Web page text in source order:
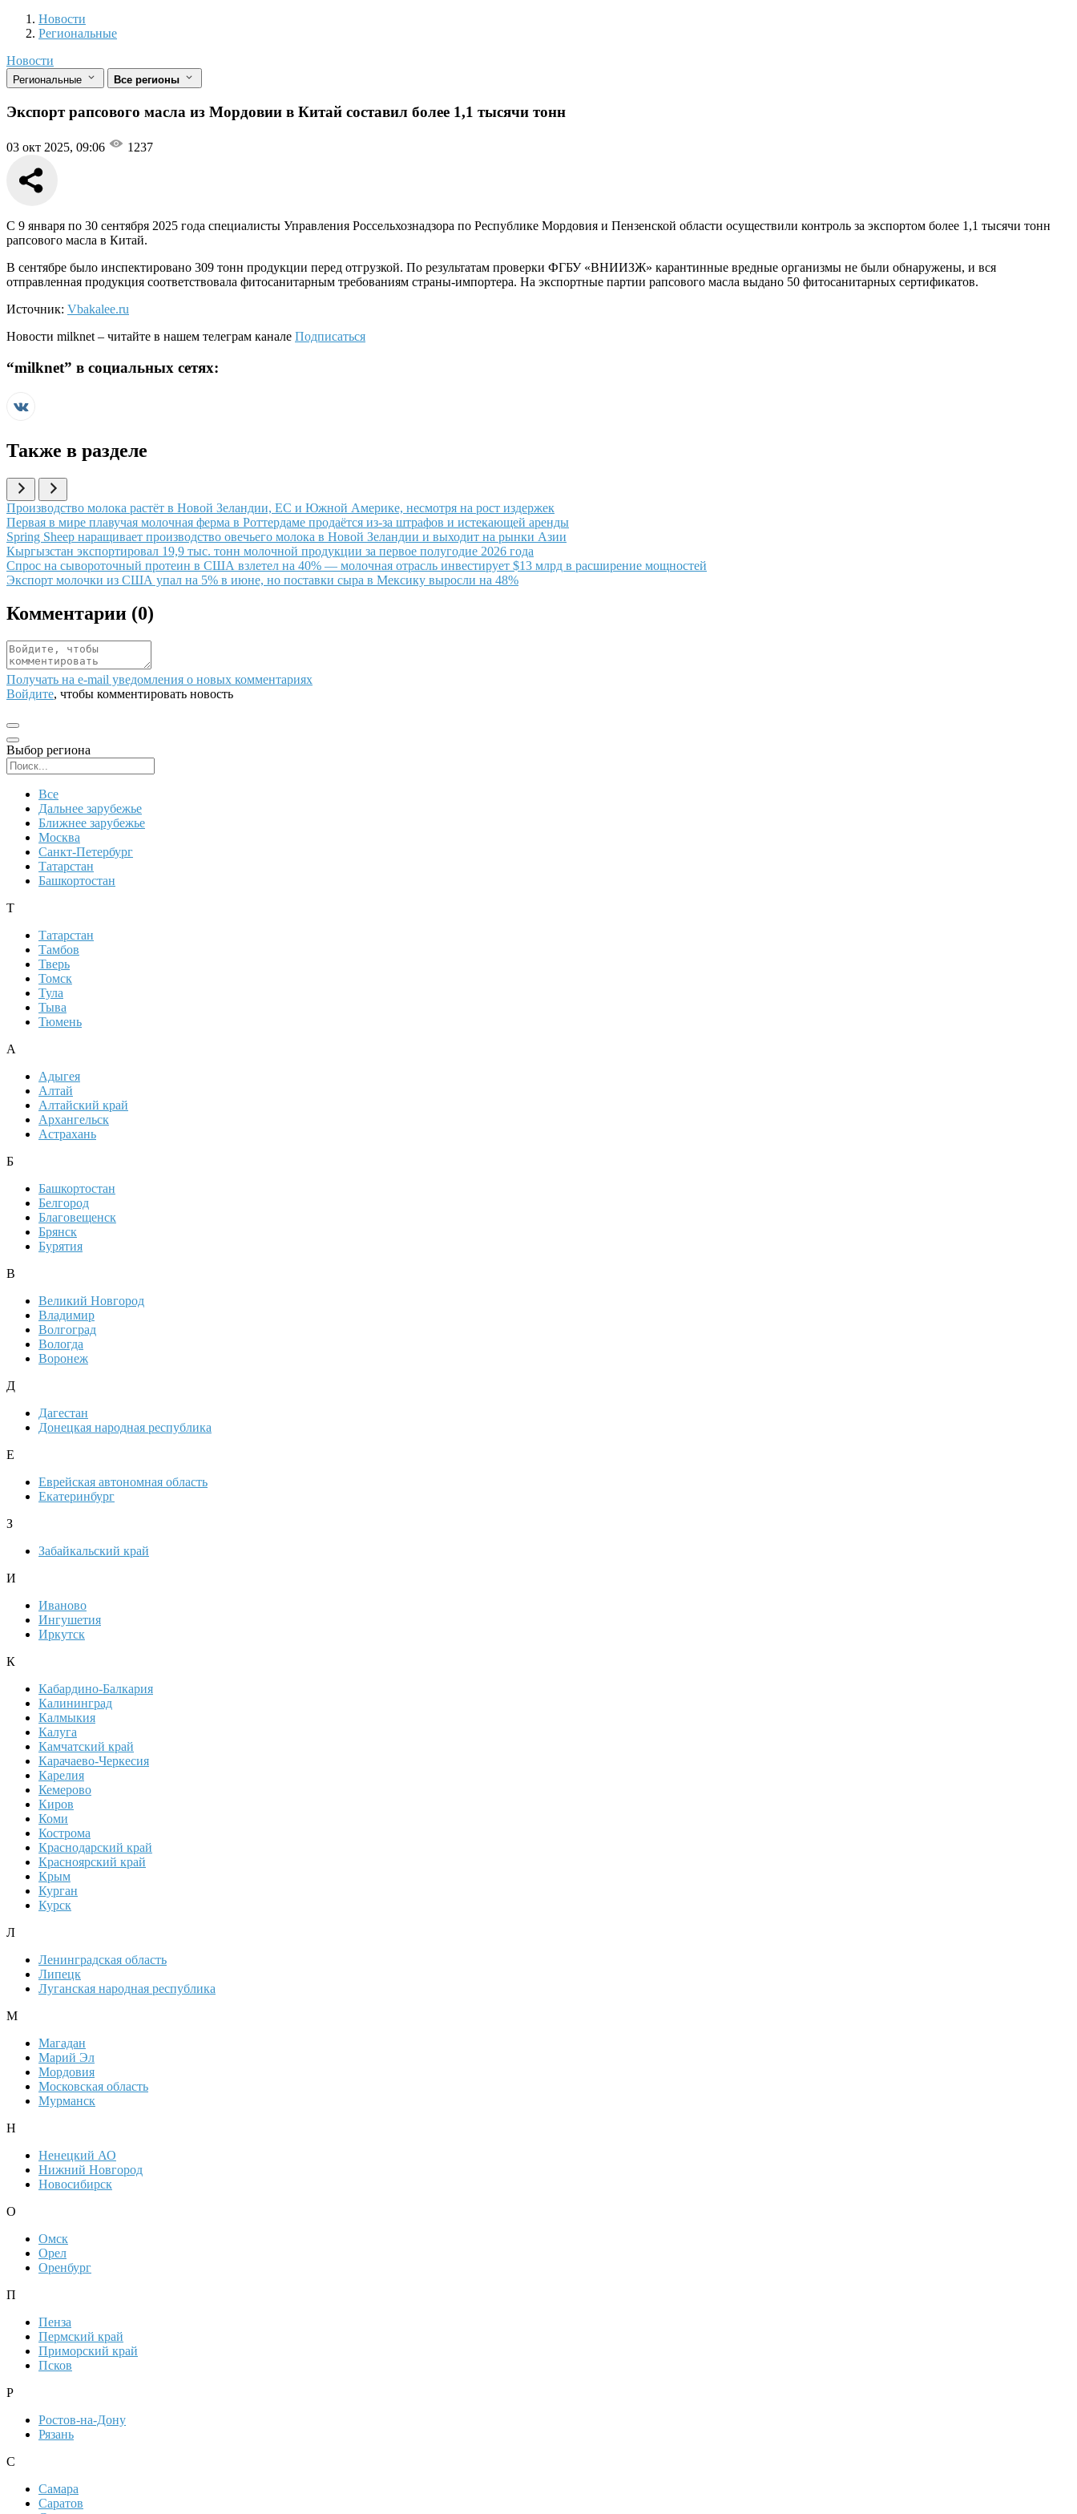
Новости
Разделы
Новости
Региональные
Новости
Региональные Все регионы
Экспорт рапсового масла из Мордовии в Китай составил более 1,1 тысячи тонн
03 окт 2025, 09:06 1237
С 9 января по 30 сентября 2025 года специалисты Управления Россельхознадзора по Республике Мордовия и Пензенской области осуществили контроль за экспортом более 1,1 тысячи тонн
рапсового масла в Китай.
В сентябре было инспектировано 309 тонн продукции перед отгрузкой. По результатам проверки ФГБУ «ВНИИЗЖ» карантинные вредные организмы не были обнаружены, и вся
отправленная продукция соответствовала фитосанитарным требованиям страны-импортера. На экспортные партии рапсового масла выдано 50 фитосанитарных сертификатов.
Источник: Vbakalee.ru
Новости milknet – читайте в нашем телеграм канале Подписаться
“milknet” в социальных сетях:
Также в разделе
Иллюстрация новости
Производство молока растёт в Новой Зеландии, ЕС и Южной Америке, несмотря на рост издержек
Иллюстрация новости
Первая в мире плавучая молочная ферма в Роттердаме продаётся из-за штрафов и истекающей аренды
Иллюстрация новости
Spring Sheep наращивает производство овечьего молока в Новой Зеландии и выходит на рынки Азии
Иллюстрация новости
Кыргызстан экспортировал 19,9 тыс. тонн молочной продукции за первое полугодие 2026 года
Иллюстрация новости
Спрос на сывороточный протеин в США взлетел на 40% — молочная отрасль инвестирует $13 млрд в расширение мощностей
Иллюстрация новости
Экспорт молочки из США упал на 5% в июне, но поставки сыра в Мексику выросли на 48%
Комментарии (0)
Получать на e‑mail уведомления о новых комментариях
Войдите, чтобы комментировать новость
Выбор региона
Все
Дальнее зарубежье
Ближнее зарубежье
Москва
Санкт-Петербург
Татарстан
Башкортостан
Т
Татарстан
Тамбов
Тверь
Томск
Тула
Тыва
Тюмень
А
Адыгея
Алтай
Алтайский край
Архангельск
Астрахань
Б
Башкортостан
Белгород
Благовещенск
Брянск
Бурятия
В
Великий Новгород
Владимир
Волгоград
Вологда
Воронеж
Д
Дагестан
Донецкая народная республика
Е
Еврейская автономная область
Екатеринбург
З
Забайкальский край
И
Иваново
Ингушетия
Иркутск
К
Кабардино-Балкария
Калининград
Калмыкия
Калуга
Камчатский край
Карачаево-Черкесия
Карелия
Кемерово
Киров
Коми
Кострома
Краснодарский край
Красноярский край
Крым
Курган
Курск
Л
Ленинградская область
Липецк
Луганская народная республика
М
Магадан
Марий Эл
Мордовия
Московская область
Мурманск
Н
Ненецкий АО
Нижний Новгород
Новосибирск
О
Омск
Орел
Оренбург
П
Пенза
Пермский край
Приморский край
Псков
Р
Ростов-на-Дону
Рязань
С
Самара
Саратов